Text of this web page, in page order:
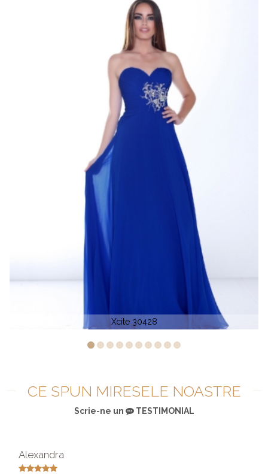
Tony Bowls TB 117389
CE SPUN MIRESELE NOASTRE
Scrie-ne un TESTIMONIAL
Alexandra